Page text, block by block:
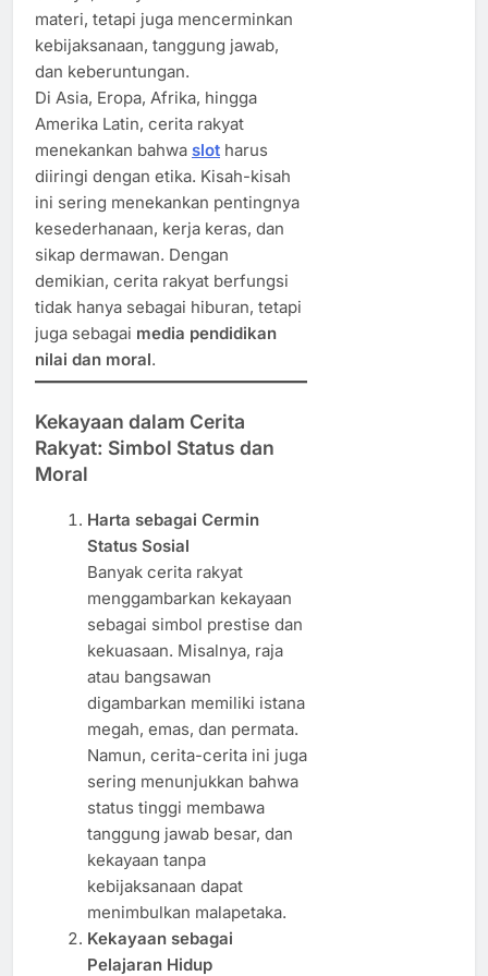
materi, tetapi juga mencerminkan
kebijaksanaan, tanggung jawab,
dan keberuntungan.
Di Asia, Eropa, Afrika, hingga
Amerika Latin, cerita rakyat
menekankan bahwa slot harus
diiringi dengan etika. Kisah-kisah
ini sering menekankan pentingnya
kesederhanaan, kerja keras, dan
sikap dermawan. Dengan
demikian, cerita rakyat berfungsi
tidak hanya sebagai hiburan, tetapi
juga sebagai media pendidikan
nilai dan moral.
Kekayaan dalam Cerita
Rakyat: Simbol Status dan
Moral
Harta sebagai Cermin
Status Sosial
Banyak cerita rakyat
menggambarkan kekayaan
sebagai simbol prestise dan
kekuasaan. Misalnya, raja
atau bangsawan
digambarkan memiliki istana
megah, emas, dan permata.
Namun, cerita-cerita ini juga
sering menunjukkan bahwa
status tinggi membawa
tanggung jawab besar, dan
kekayaan tanpa
kebijaksanaan dapat
menimbulkan malapetaka.
Kekayaan sebagai
Pelajaran Hidup